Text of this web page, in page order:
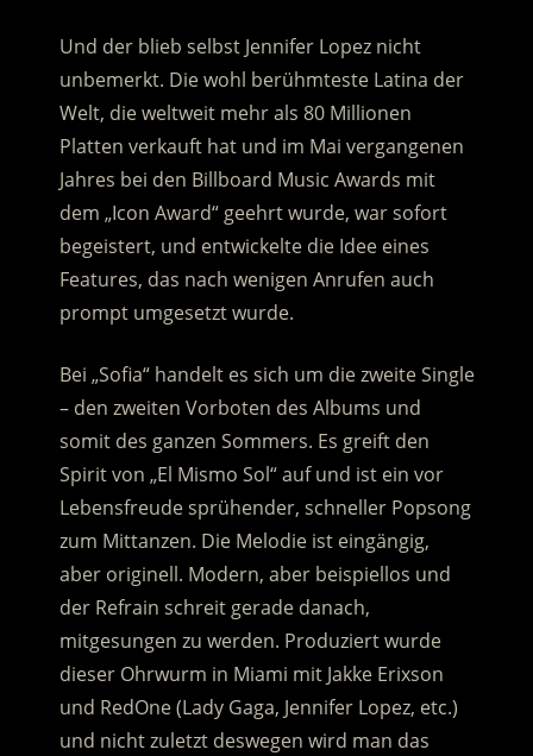
Und der blieb selbst Jennifer Lopez nicht
unbemerkt. Die wohl berühmteste Latina der
Welt, die weltweit mehr als 80 Millionen
Platten verkauft hat und im Mai vergangenen
Jahres bei den Billboard Music Awards mit
dem „Icon Award“ geehrt wurde, war sofort
begeistert, und entwickelte die Idee eines
Features, das nach wenigen Anrufen auch
prompt umgesetzt wurde.
Bei „Sofia“ handelt es sich um die zweite Single
– den zweiten Vorboten des Albums und
somit des ganzen Sommers. Es greift den
Spirit von „El Mismo Sol“ auf und ist ein vor
Lebensfreude sprühender, schneller Popsong
zum Mittanzen. Die Melodie ist eingängig,
aber originell. Modern, aber beispiellos und
der Refrain schreit gerade danach,
mitgesungen zu werden. Produziert wurde
dieser Ohrwurm in Miami mit Jakke Erixson
und RedOne (Lady Gaga, Jennifer Lopez, etc.)
und nicht zuletzt deswegen wird man das